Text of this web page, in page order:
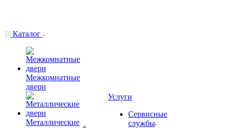
Каталог
Межкомнатные
двери
Металлические
Услуги
Сервисные
службы